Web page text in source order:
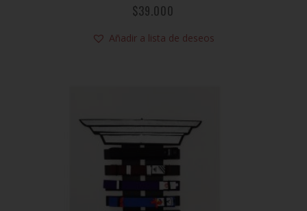
$39.000
Añadir a lista de deseos